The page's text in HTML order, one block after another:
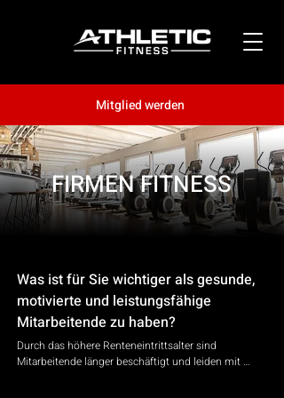
Mitglied werden
FIRMEN FITNESS
Was ist für Sie wichtiger als gesunde,
motivierte und leistungsfähige
Mitarbeitende zu haben?
Durch das höhere Renteneintrittsalter sind
Mitarbeitende länger beschäftigt und leiden mit